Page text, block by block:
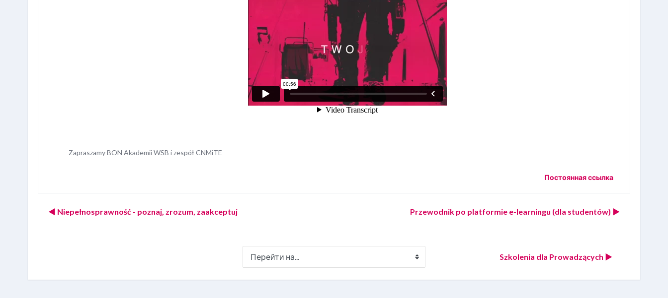
ZapraszamyBON Akademii WSB i zespół CNMiTE
Постоянная ссылка
◀︎ Niepełnosprawność - poznaj, zrozum, zaakceptuj Przewodnik po platformie e-learningu (dla studentów) ▶︎
Перейти на... Szkolenia dla Prowadzących ▶︎